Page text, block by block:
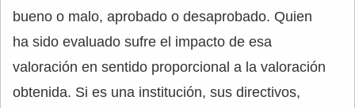
bueno o malo, aprobado o desaprobado. Quien
ha sido evaluado sufre el impacto de esa
valoración en sentido proporcional a la valoración
obtenida. Si es una institución, sus directivos,